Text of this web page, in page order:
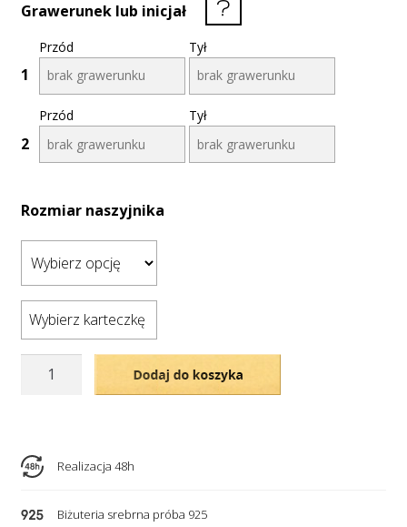
Grawerunek lub inicjał
1
Przód Tył
2
Przód Tył
Rozmiar naszyjnika
Wybierz karteczkę
personalizowane
stópki
Dodaj do koszyka
Realizacja 48h
Biżuteria srebrna próba 925